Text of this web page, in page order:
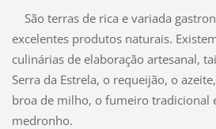
São terras de rica e variada
excelentes produtos naturais.
culinárias de elaboração artesanal,
Serra da Estrela, o requeijão, o
broa de milho, o fumeiro tradicional
medronho.